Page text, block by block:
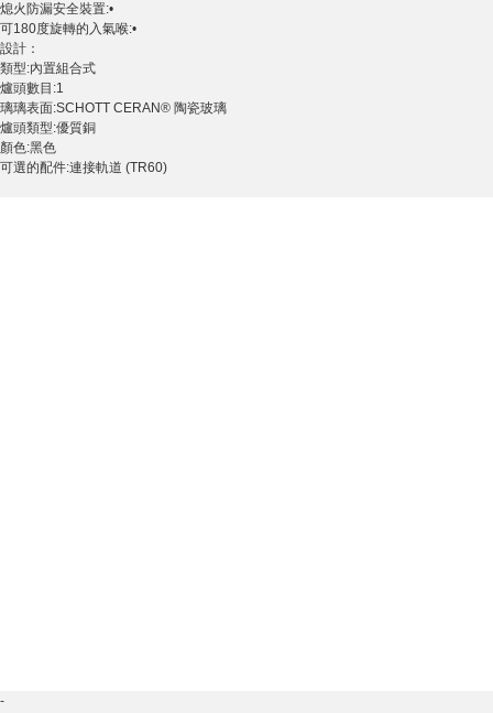
熄火防漏安全裝置:•
可180度旋轉的入氣喉:•
設計：
類型:內置組合式
爐頭數目:1
璃璃表面:SCHOTT CERAN® 陶瓷玻璃
爐頭類型:優質銅
顏色:黑色
可選的配件:連接軌道 (TR60)
-